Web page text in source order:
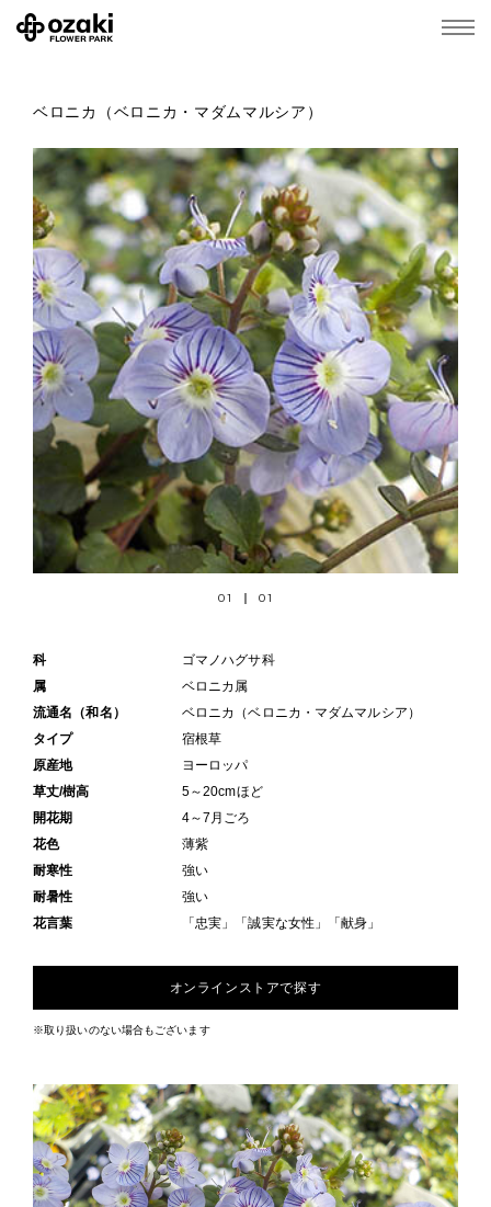
ベロニカ（ベロニカ・マダムマルシア）
01 01
科
ゴマノハグサ科
属
ベロニカ属
流通名（和名）
ベロニカ（ベロニカ・マダムマルシア）
タイプ
宿根草
原産地
ヨーロッパ
草丈/樹高
5～20cmほど
開花期
4～7月ごろ
花色
薄紫
耐寒性
強い
耐暑性
強い
花言葉
「忠実」「誠実な女性」「献身」
オンラインストアで探す
※取り扱いのない場合もございます